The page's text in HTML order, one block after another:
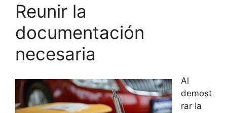
Reunir la
documentación
necesaria
Al
demost
rar la